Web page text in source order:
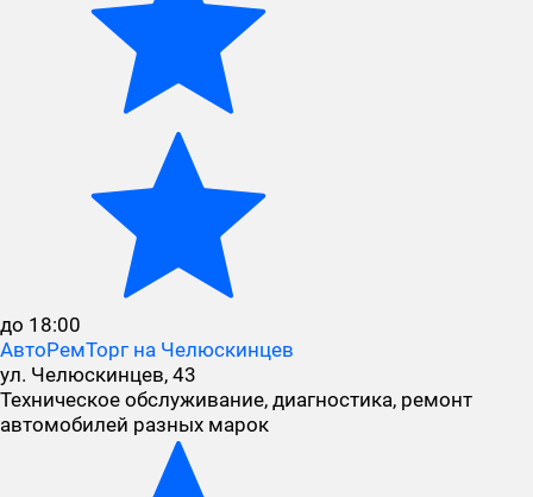
до 18:00
АвтоРемТорг на Челюскинцев
ул. Челюскинцев, 43
Техническое обслуживание, диагностика, ремонт
автомобилей разных марок